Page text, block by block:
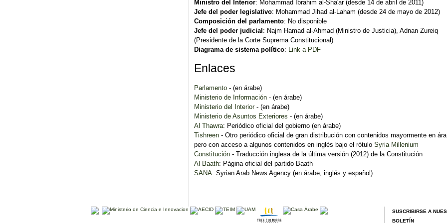
Ministro del Interior: Mohammad Ibrahim al-Sha'ar (desde 14 de abril de 2011)
Jefe del poder legislativo: Mohammad Jihad al-Laham (desde 24 de mayo de 2012)
Composición del parlamento: No disponible
Jefe del poder judicial : Najm Hamad al-Ahmad (Ministro de Justicia), Adnan Zureiq
(Presidente de la Corte Suprema Constitucional)
Diagrama de sistema político: Link a PDF
Enlaces
Parlamento - (en árabe)
Ministerio de Información - (en árabe)
Ministerio del Interior- (en árabe)
Ministerio de Asuntos Exteriores - (en árabe)
Al Thawra: Periódico oficial del gobierno (en árabe)
Tishreen - Otro periódico oficial de gran distribución con contenidos mayormente en
pero con acceso a algunos contenidos en inglés bajo el rótulo Syria Millenium
Constitución - Traducción inglesa de la última versión (2012) de la Constitución
Al Baath: Página oficial del partido Baath
SANA: Syrian Arab News Agency (en árabe, inglés y español)
SUSCRIBIRSE A
BOLETÍN